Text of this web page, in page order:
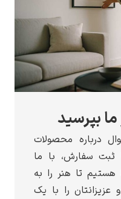
ما بپرسید
درباره محصولات
ثبت سفارش، با ما
تا هنر را به
عزیزانتان را با یک